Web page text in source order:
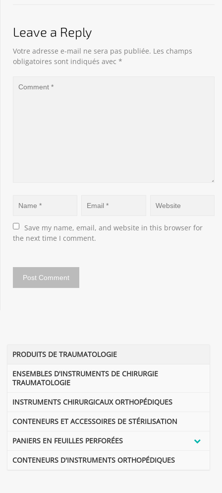
Leave a Reply
Votre adresse e-mail ne sera pas publiée. Les champs
obligatoires sont indiqués avec *
Save my name, email, and website in this browser for
the next time I comment.
PRODUITS DE TRAUMATOLOGIE
ENSEMBLES D'INSTRUMENTS DE CHIRURGIE
TRAUMATOLOGIE
INSTRUMENTS CHIRURGICAUX ORTHOPÉDIQUES
CONTENEURS ET ACCESSOIRES DE STÉRILISATION
PANIERS EN FEUILLES PERFORÉES
CONTENEURS D'INSTRUMENTS ORTHOPÉDIQUES